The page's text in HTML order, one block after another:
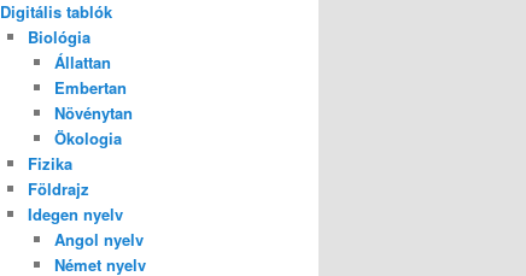
Digitális tablók
Biológia
Állattan
Embertan
Növénytan
Ökologia
Fizika
Földrajz
Idegen nyelv
Angol nyelv
Német nyelv